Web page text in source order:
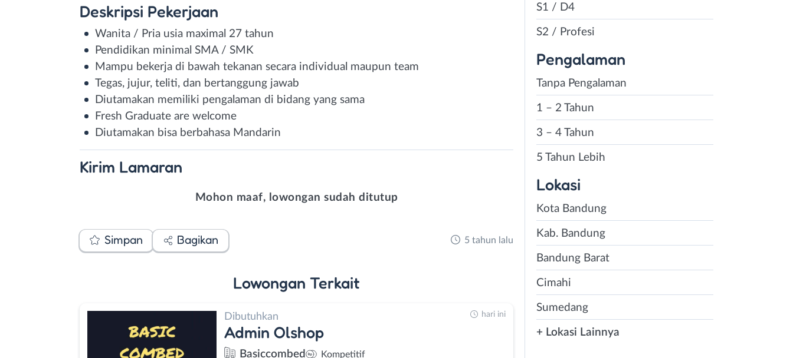
Deskripsi Pekerjaan
Wanita / Pria usia maximal 27 tahun
Pendidikan minimal SMA / SMK
Mampu bekerja di bawah tekanan secara individual maupun team
Tegas, jujur, teliti, dan bertanggung jawab
Diutamakan memiliki pengalaman di bidang yang sama
Fresh Graduate are welcome
Diutamakan bisa berbahasa Mandarin
Kirim Lamaran
Mohon maaf, lowongan sudah ditutup
Simpan Bagikan 5 tahun lalu
Lowongan Terkait
Dibutuhkan
Admin Olshop
Basiccombed Kompetitif
hari ini
S1 / D4
S2 / Profesi
Pengalaman
Tanpa Pengalaman
1 – 2 Tahun
3 – 4 Tahun
5 Tahun Lebih
Lokasi
Kota Bandung
Kab. Bandung
Bandung Barat
Cimahi
Sumedang
+ Lokasi Lainnya